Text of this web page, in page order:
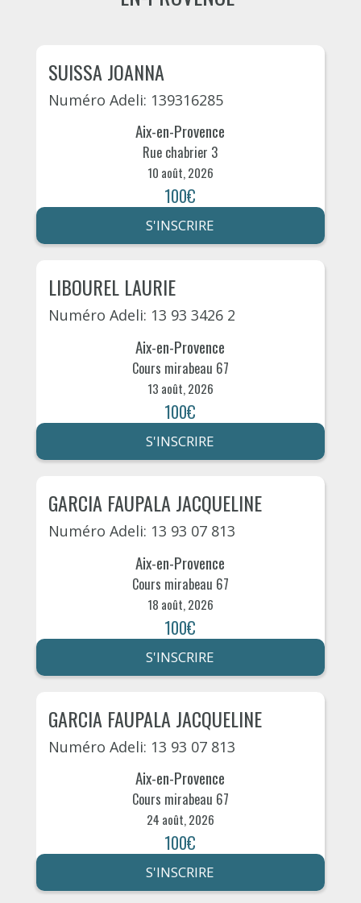
SUISSA JOANNA
Numéro Adeli: 139316285
Aix-en-Provence
Rue chabrier 3
10 août, 2026
100€
S'INSCRIRE
LIBOUREL LAURIE
Numéro Adeli: 13 93 3426 2
Aix-en-Provence
Cours mirabeau 67
13 août, 2026
100€
S'INSCRIRE
GARCIA FAUPALA JACQUELINE
Numéro Adeli: 13 93 07 813
Aix-en-Provence
Cours mirabeau 67
18 août, 2026
100€
S'INSCRIRE
GARCIA FAUPALA JACQUELINE
Numéro Adeli: 13 93 07 813
Aix-en-Provence
Cours mirabeau 67
24 août, 2026
100€
S'INSCRIRE